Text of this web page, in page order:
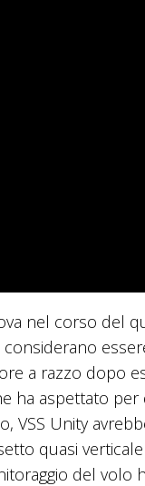
nel corso del
a razzo dopo
ha aspettato
VSS Unity
quasi
del